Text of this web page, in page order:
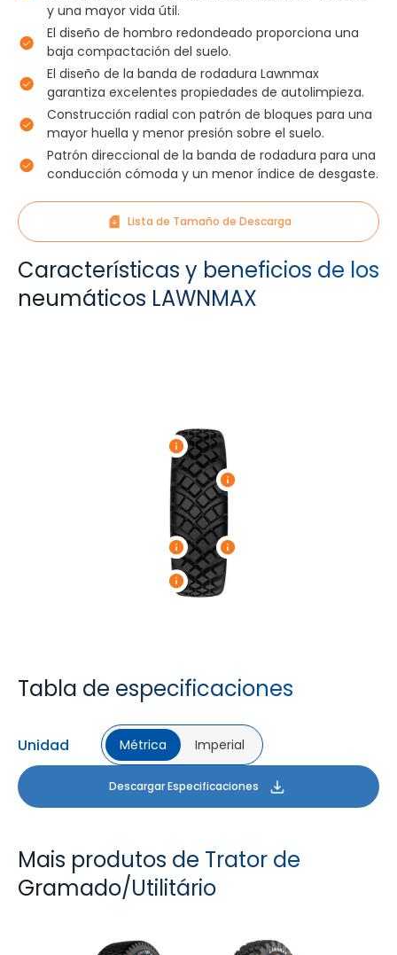
y una mayor vida útil.
El diseño de hombro redondeado proporciona una
baja compactación del suelo.
El diseño de la banda de rodadura Lawnmax
garantiza excelentes propiedades de autolimpieza.
Construcción radial con patrón de bloques para una
mayor huella y menor presión sobre el suelo.
Patrón direccional de la banda de rodadura para una
conducción cómoda y un menor índice de desgaste.
Lista de Tamaño de Descarga
Características y beneficios de los
neumáticos LAWNMAX
Tabla de especificaciones
Unidad Métrica Imperial
Descargar Especificaciones
Mais produtos de Trator de
Gramado/Utilitário